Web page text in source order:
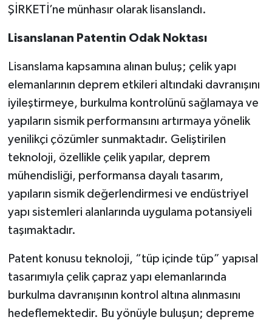
ŞİRKETİ’ne münhasır olarak lisanslandı.
Lisanslanan Patentin Odak Noktası
Lisanslama kapsamına alınan buluş; çelik yapı
elemanlarının deprem etkileri altındaki davranışını
iyileştirmeye, burkulma kontrolünü sağlamaya ve
yapıların sismik performansını artırmaya yönelik
yenilikçi çözümler sunmaktadır. Geliştirilen
teknoloji, özellikle çelik yapılar, deprem
mühendisliği, performansa dayalı tasarım,
yapıların sismik değerlendirmesi ve endüstriyel
yapı sistemleri alanlarında uygulama potansiyeli
taşımaktadır.
Patent konusu teknoloji, “tüp içinde tüp” yapısal
tasarımıyla çelik çapraz yapı elemanlarında
burkulma davranışının kontrol altına alınmasını
hedeflemektedir. Bu yönüyle buluşun; depreme